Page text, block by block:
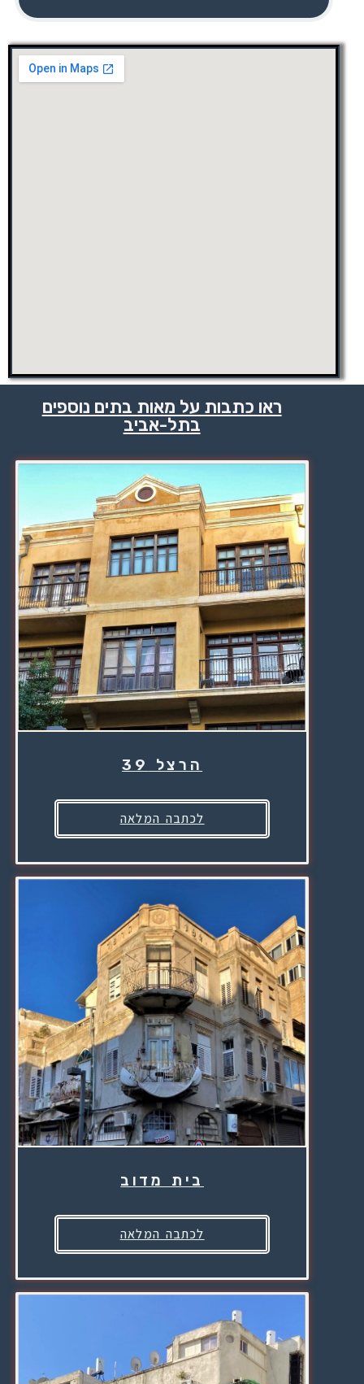
ראו כתבות על מאות בתים נוספים
בתל-אביב
הרצל 39
לכתבה המלאה
בית מדוב
לכתבה המלאה